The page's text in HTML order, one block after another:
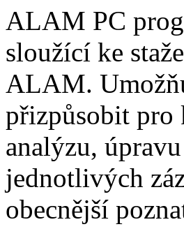
ALAM PC
sloužící ke
ALAM.
přizpůsobit pro
analýzu,
jednotlivých
obecnější